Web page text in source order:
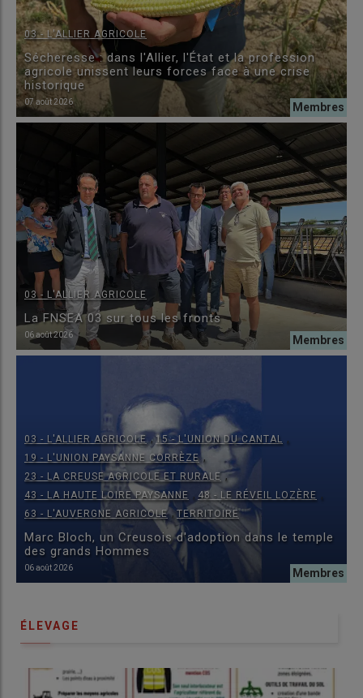
03 - L'ALLIER AGRICOLE
Sécheresse : dans l'Allier, l'État et la profession
agricole unissent leurs forces face à une crise
historique
07 août 2026
03 - L'ALLIER AGRICOLE
La FNSEA 03 sur tous les fronts
06 août 2026
03 - L'ALLIER AGRICOLE , 15 - L'UNION DU CANTAL ,
19 - L'UNION PAYSANNE CORRÈZE ,
23 - LA CREUSE AGRICOLE ET RURALE ,
43 - LA HAUTE LOIRE PAYSANNE , 48 - LE RÉVEIL LOZÈRE ,
63 - L'AUVERGNE AGRICOLE ,TERRITOIRE
Marc Bloch, un Creusois d'adoption dans le temple
des grands Hommes
06 août 2026
ÉLEVAGE